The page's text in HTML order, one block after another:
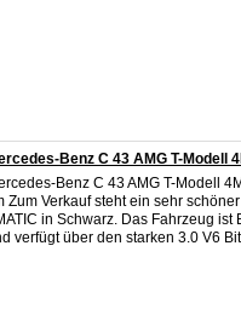
Benz C 43 AMG T-Modell
Benz C 43 AMG T-Modell
Zum Verkauf steht ein sehr
in Schwarz. Das Fahrzeug
verfügt über den starken 3.0 V6